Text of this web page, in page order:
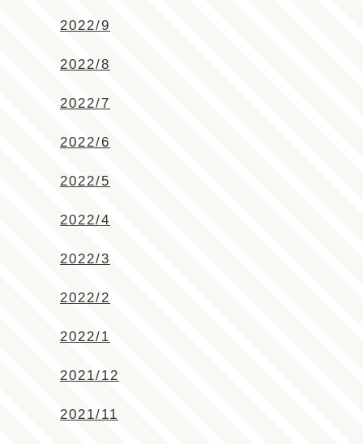
2022/9
2022/8
2022/7
2022/6
2022/5
2022/4
2022/3
2022/2
2022/1
2021/12
2021/11